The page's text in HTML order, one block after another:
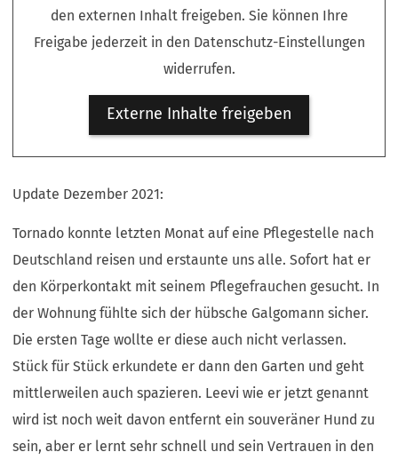
den externen Inhalt freigeben. Sie können Ihre
Freigabe jederzeit in den Datenschutz-Einstellungen
widerrufen.
Externe Inhalte freigeben
Update Dezember 2021:
Tornado konnte letzten Monat auf eine Pflegestelle nach
Deutschland reisen und erstaunte uns alle. Sofort hat er
den Körperkontakt mit seinem Pflegefrauchen gesucht. In
der Wohnung fühlte sich der hübsche Galgomann sicher.
Die ersten Tage wollte er diese auch nicht verlassen.
Stück für Stück erkundete er dann den Garten und geht
mittlerweilen auch spazieren. Leevi wie er jetzt genannt
wird ist noch weit davon entfernt ein souveräner Hund zu
sein, aber er lernt sehr schnell und sein Vertrauen in den